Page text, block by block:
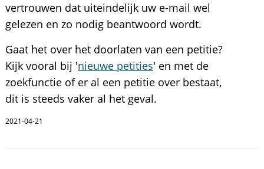
vertrouwen dat uiteindelijk uw e-mail wel
gelezen en zo nodig beantwoord wordt.
Gaat het over het doorlaten van een petitie?
Kijk vooral bij 'nieuwe petities' en met de
zoekfunctie of er al een petitie over bestaat,
dit is steeds vaker al het geval.
2021-04-21